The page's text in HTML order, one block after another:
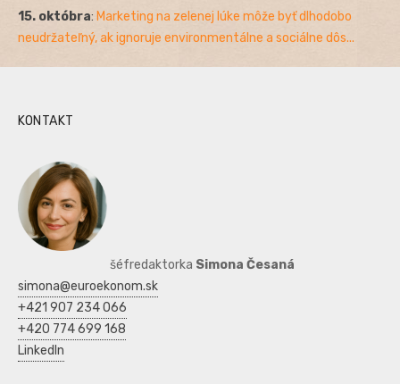
15. októbra: Marketing na zelenej lúke môže byť dlhodobo
neudržateľný, ak ignoruje environmentálne a sociálne dôs...
KONTAKT
šéfredaktorka Simona Česaná
simona@euroekonom.sk
+421 907 234 066
+420 774 699 168
LinkedIn